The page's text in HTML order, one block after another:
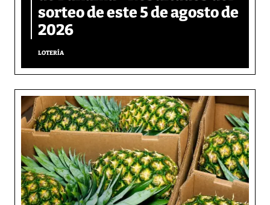
sorteo de este 5 de agosto de
2026
LOTERÍA